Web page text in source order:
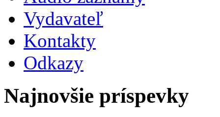
Vydavateľ
Kontakty
Odkazy
Najnovšie príspevky